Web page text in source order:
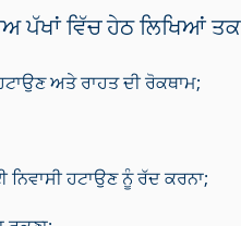
ਪੱਖਾਂ ਵਿੱਚ ਹੇਠ ਲਿਖਿਆਂ
ਅਤੇ ਰਾਹਤ ਦੀ ਰੋਕਥਾਮ;
ਹਟਾਉਣ ਨੂੰ ਰੱਦ ਕਰਨਾ;